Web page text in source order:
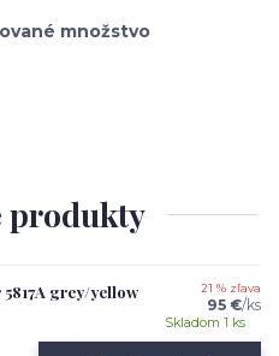
produkty
grey/yellow 21 % zľava
95 €/ks
Skladom 1 ks